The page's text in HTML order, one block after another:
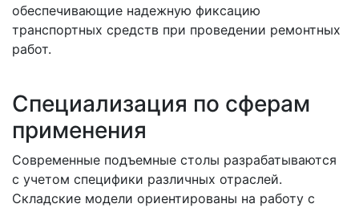
обеспечивающие надежную фиксацию
транспортных средств при проведении ремонтных
работ.
Специализация по сферам
применения
Современные подъемные столы разрабатываются
с учетом специфики различных отраслей.
Складские модели ориентированы на работу с